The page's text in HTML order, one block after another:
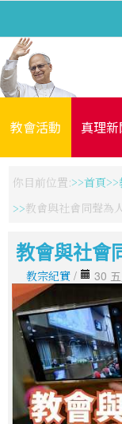
教會活動 真理新
你目前位置: 首頁
教會與社會同聲為
教會與社會
教宗紀實 / 30